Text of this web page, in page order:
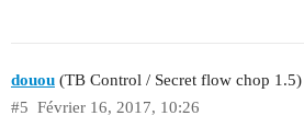
douou (TB Control / Secret flow chop 1.5)
Février 16, 2017, 10:26
#5